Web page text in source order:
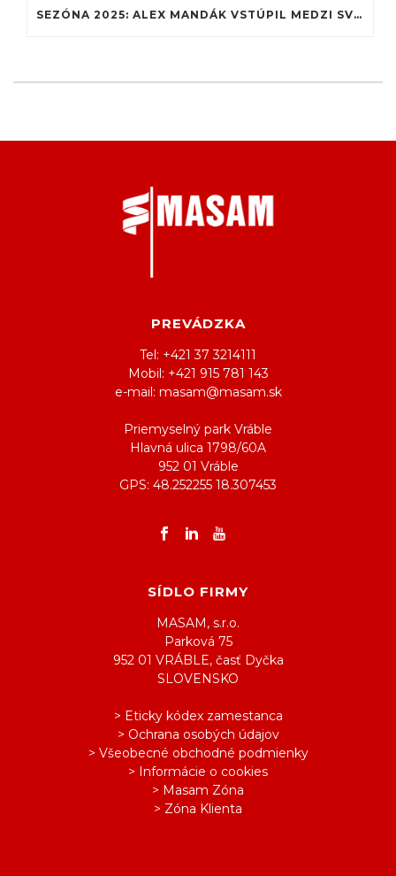
SEZÓNA 2025: ALEX MANDÁK VSTÚPIL MEDZI SVETOVÚ JUNIORSKÚ ELITU
PREVÁDZKA
Tel: +421 37 3214111
Mobil: +421 915 781 143
e-mail: masam@masam.sk
Priemyselný park Vráble
Hlavná ulica 1798/60A
952 01 Vráble
GPS: 48.252255 18.307453
SÍDLO FIRMY
MASAM, s.r.o.
Parková 75
952 01 VRÁBLE, časť Dyčka
SLOVENSKO
> Eticky kódex zamestanca
> Ochrana osobých údajov
> Všeobecné obchodné podmienky
> Informácie o cookies
> Masam Zóna
> Zóna Klienta